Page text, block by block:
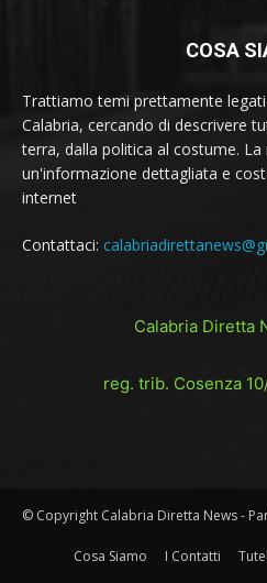
COSA
Trattiamo temi prettamente
Calabria, cercando di descrivere
terra, dalla politica al costume.
un'informazione dettagliata e
internet
Contattaci:
Calabria Diretta
reg. trib. Cosenza
© Copyright Calabria Diretta News -
Cosa Siamo I Contatti